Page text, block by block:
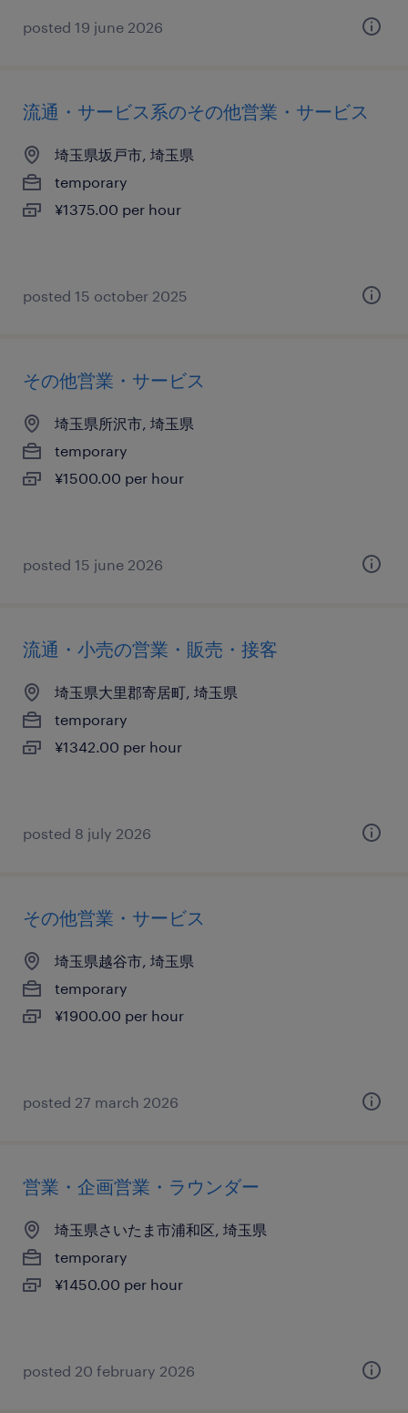
posted 19 june 2026
流通・サービス系のその他営業・サービス
埼玉県坂戸市, 埼玉県
temporary
¥1375.00 per hour
posted 15 october 2025
その他営業・サービス
埼玉県所沢市, 埼玉県
temporary
¥1500.00 per hour
posted 15 june 2026
流通・小売の営業・販売・接客
埼玉県大里郡寄居町, 埼玉県
temporary
¥1342.00 per hour
posted 8 july 2026
その他営業・サービス
埼玉県越谷市, 埼玉県
temporary
¥1900.00 per hour
posted 27 march 2026
営業・企画営業・ラウンダー
埼玉県さいたま市浦和区, 埼玉県
temporary
¥1450.00 per hour
posted 20 february 2026